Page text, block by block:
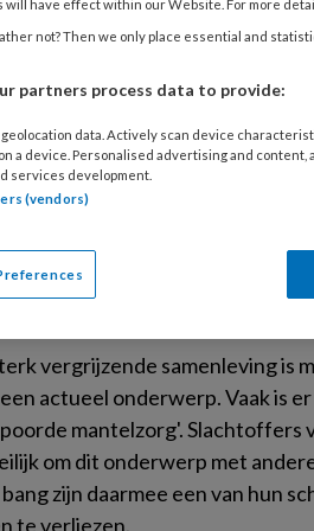
terreur door psychisch
eindelijk gevoeld.
nodig van het onderliggende
gevolgen ervan, aldus
ONDERZOEK HUISELIJK
Als
vergrijzende samenleving is
actueel onderwerp. Vaak is
mantelzorg'. Slachtoffers
om dit onderwerp met
zijn daarmee een van hun
te verliezen.
will have effect within our Website. For more
not? Then we only place essential and
partners process data to provide:
data. Actively scan device
a device. Personalised advertising and
services development.
(vendors)